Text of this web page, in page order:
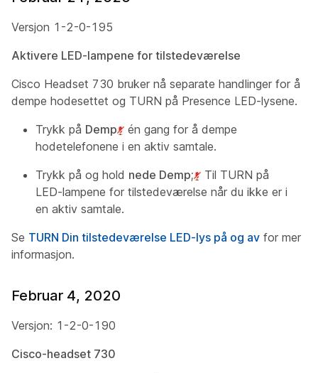
Versjon 1-2-0-195
Aktivere LED-lampene for tilstedeværelse
Cisco Headset 730 bruker nå separate handlinger for å
dempe hodesettet og TURN på Presence LED-lysene.
Trykk på Demp
én gang for å dempe
hodetelefonene i en aktiv samtale.
Trykk på og hold nede Demp;
Til TURN på
LED-lampene for tilstedeværelse når du ikke er i
en aktiv samtale.
Se TURN Din tilstedeværelse LED-lys på og av for mer
informasjon.
Februar 4, 2020
Versjon: 1-2-0-190
Cisco-headset 730